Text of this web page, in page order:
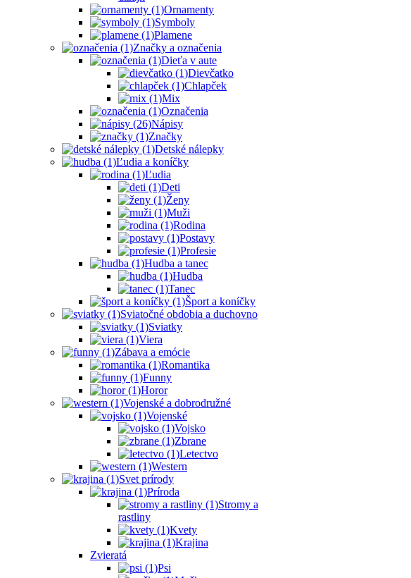
Ornamenty
Symboly
Plamene
Značky a označenia
Dieťa v aute
Dievčatko
Chlapček
Mix
Označenia
Nápisy
Značky
Detské nálepky
Ľudia a koníčky
Ľudia
Deti
Ženy
Muži
Rodina
Postavy
Profesie
Hudba a tanec
Hudba
Tanec
Šport a koníčky
Sviatočné obdobia a duchovno
Sviatky
Viera
Zábava a emócie
Romantika
Funny
Horor
Vojenské a dobrodružné
Vojenské
Vojsko
Zbrane
Letectvo
Western
Svet prírody
Príroda
Stromy a
rastliny
Kvety
Krajina
Zvieratá
Psi